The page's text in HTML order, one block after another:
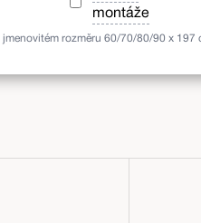
montáže
rozměru 60/70/80/90 x 197